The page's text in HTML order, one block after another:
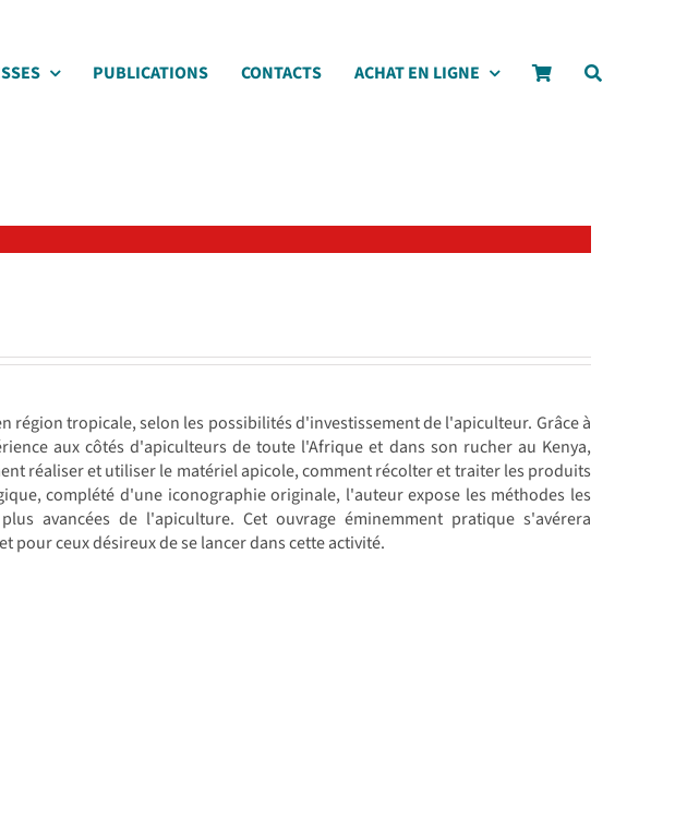
PUBLICATIONS CONTACTS ACHAT EN LIGNE
région tropicale, selon les possibilités d'investissement de l'apiculteur. Grâce à
aux côtés d'apiculteurs de toute l'Afrique et dans son rucher au Kenya,
réaliser et utiliser le matériel apicole, comment récolter et traiter les produits
complété d'une iconographie originale, l'auteur expose les méthodes les
avancées de l'apiculture. Cet ouvrage éminemment pratique s'avérera
ceux désireux de se lancer dans cette activité.